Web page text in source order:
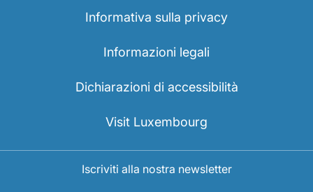
Informativa sulla privacy
Informazioni legali
Dichiarazioni di accessibilità
Visit Luxembourg
Iscriviti alla nostra newsletter